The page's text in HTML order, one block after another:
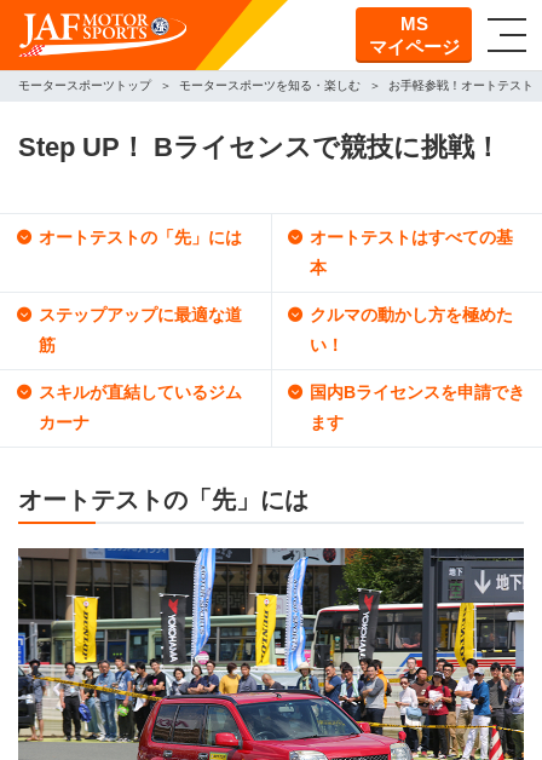
MS
マイページ
モータースポーツトップ モータースポーツを知る・楽しむ お手軽参戦！オートテスト
Step UP！ Bライセンスで競技に挑戦！
オートテストの「先」には
オートテストはすべての基
本
ステップアップに最適な道
筋
クルマの動かし方を極めた
い！
スキルが直結しているジム
カーナ
国内Bライセンスを申請でき
ます
オートテストの「先」には